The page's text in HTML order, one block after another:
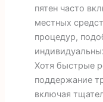
пятен часто
местных
процедур,
Хотя быстрые
поддержание
включая